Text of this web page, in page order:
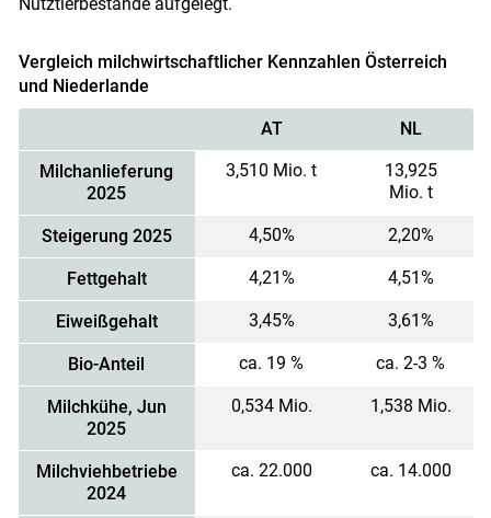
Skip to main content
Nutztierbestände aufgelegt.
Vergleich milchwirtschaftlicher Kennzahlen Österreich
und Niederlande
AT NL
Milchanlieferung
2025
3,510 Mio. t
13,925
Mio. t
Steigerung 2025 4,50% 2,20%
Fettgehalt 4,21% 4,51%
Eiweißgehalt 3,45% 3,61%
Bio-Anteil ca. 19 % ca. 2-3 %
Milchkühe, Jun
2025
0,534 Mio. 1,538 Mio.
Milchviehbetriebe
2024
ca. 22.000 ca. 14.000